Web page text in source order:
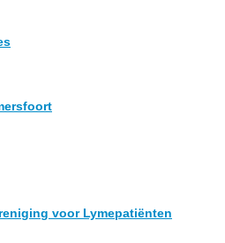
voor Lymepatiënten